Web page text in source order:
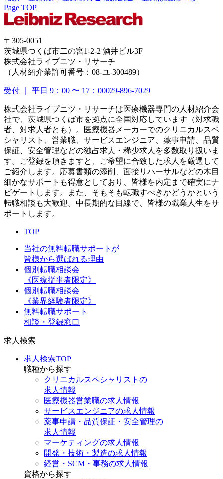
Page TOP
〒305-0051
茨城県つくば市二の宮1-2-2 酒井ビル3F
株式会社ライプニツ・リサーチ
（人材紹介業許可番号：08-ユ-300489）
受付 ｜ 平日 9：00 〜 17：00029-896-7029
株式会社ライプニツ・リサーチは医療機器専門の人材紹介会
社で、茨城県つくば市を拠点に全国対応しています（対求職
者、対求人者とも）。医療機器メーカーでのクリニカルスペ
シャリスト、営業職、サービスエンジニア、薬事申請、品質
保証、安全管理などの独占求人・稀少求人を多数取り扱いま
す。ご登録を頂きますと、ご希望に合致した求人を厳選して
ご紹介します。応募書類の添削、面接リハーサルなどの木目
細かなサポートも得意としており、皆様を内定まで確実にナ
ビゲートします。また、そもそも転職すべきかどうかという
転職相談も大歓迎。中長期的な目線で、皆様の職業人生をサ
ポートします。
TOP
当社の無料転職サポートが
皆様から選ばれる理由
個別転職相談会
《医療従事者限定》
個別転職相談会
《業界経験者限定》
無料転職サポート
相談・登録窓口
求人検索
求人検索TOP
職種から探す
クリニカルスペシャリストの
求人情報
医療機器営業職の求人情報
サービスエンジニアの求人情報
薬事申請・品質保証・安全管理の
求人情報
マーケティングの求人情報
開発・技術・製造の求人情報
経営・SCM・事務の求人情報
資格から探す